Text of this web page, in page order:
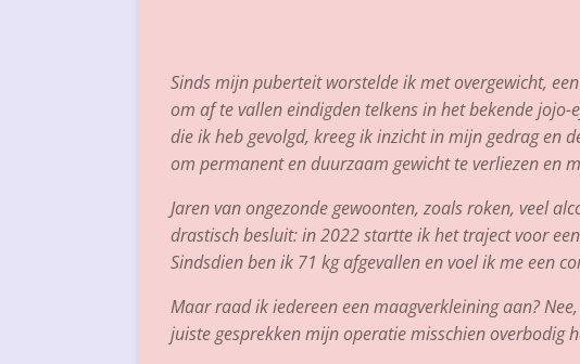
Sinds mijn puberteit worstelde ik met overgewicht,
om af te vallen eindigden telkens in het bekende
die ik heb gevolgd, kreeg ik inzicht in mijn gedrag en
om permanent en duurzaam gewicht te verliezen en
Jaren van ongezonde gewoonten, zoals roken, veel
drastisch besluit: in 2022 startte ik het traject voor
Sindsdien ben ik 71 kg afgevallen en voel ik me een
Maar raad ik iedereen een maagverkleining aan?
juiste gesprekken mijn operatie misschien overbodig